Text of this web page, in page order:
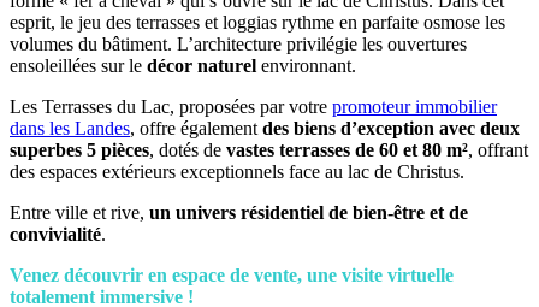
esprit, le jeu des terrasses et loggias rythme en parfaite osmose les
volumes du bâtiment. L’architecture privilégie les ouvertures
ensoleillées sur le décor naturel environnant.
Les Terrasses du Lac, proposées par votre promoteur immobilier
dans les Landes, offre également des biens d’exception avec deux
superbes 5 pièces, dotés de vastes terrasses de 60 et 80 m², offrant
des espaces extérieurs exceptionnels face au lac de Christus.
Entre ville et rive, un univers résidentiel de bien-être et de
convivialité.
Venez découvrir en espace de vente, une visite virtuelle
totalement immersive !